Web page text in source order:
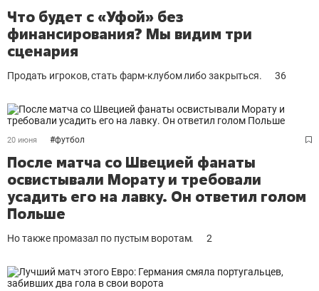
Что будет с «Уфой» без
финансирования? Мы видим три
сценария
Продать игроков, стать фарм-клубом либо закрыться. 36
20 июня #футбол
После матча со Швецией фанаты
освистывали Морату и требовали
усадить его на лавку. Он ответил голом
Польше
Но также промазал по пустым воротам. 2